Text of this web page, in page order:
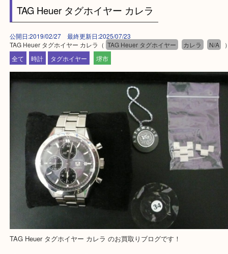
★事前相談はお電話で解決★
★よく頂くご質問集★
買取専門 大吉 泉北クロスモール店に来てよかった！と思って頂け
点丁寧に査定させて頂きます！
Facebook
Twitter
Line